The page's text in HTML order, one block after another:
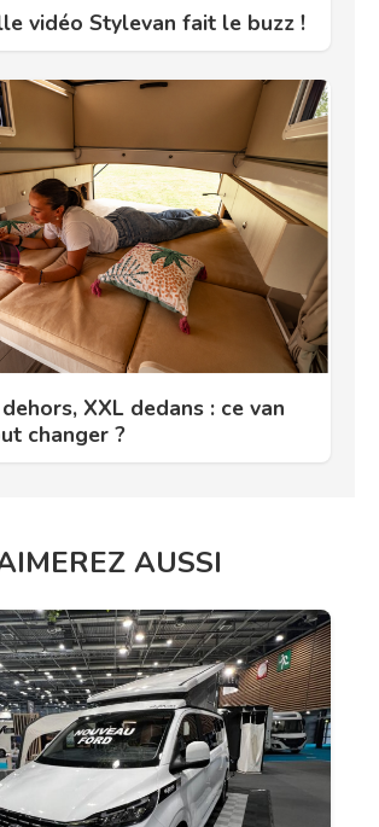
vidéo Stylevan fait le buzz !
XXL dedans : ce van
changer ?
AUSSI